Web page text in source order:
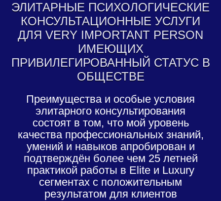
ЭЛИТАРНЫЕ ПСИХОЛОГИЧЕСКИЕ
КОНСУЛЬТАЦИОННЫЕ УСЛУГИ
ДЛЯ VERY IMPORTANT PERSON
ИМЕЮЩИХ
ПРИВИЛЕГИРОВАННЫЙ СТАТУС В
ОБЩЕСТВЕ
Преимущества и особые условия
элитарного консультирования
состоят в том, что мой уровень
качества профессиональных знаний,
умений и навыков апробирован и
подтверждён более чем 25 летней
практикой работы в Elite и Luxury
сегментах с положительным
результатом для клиентов